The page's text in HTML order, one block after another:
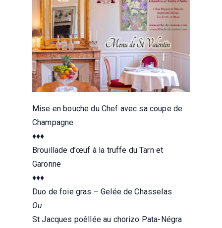
Mise en bouche du Chef avec sa coupe de
Champagne
♦♦♦
Brouillade d’œuf à la truffe du Tarn et
Garonne
♦♦♦
Duo de foie gras – Gelée de Chasselas
Ou
St Jacques poêllée au chorizo Pata-Négra